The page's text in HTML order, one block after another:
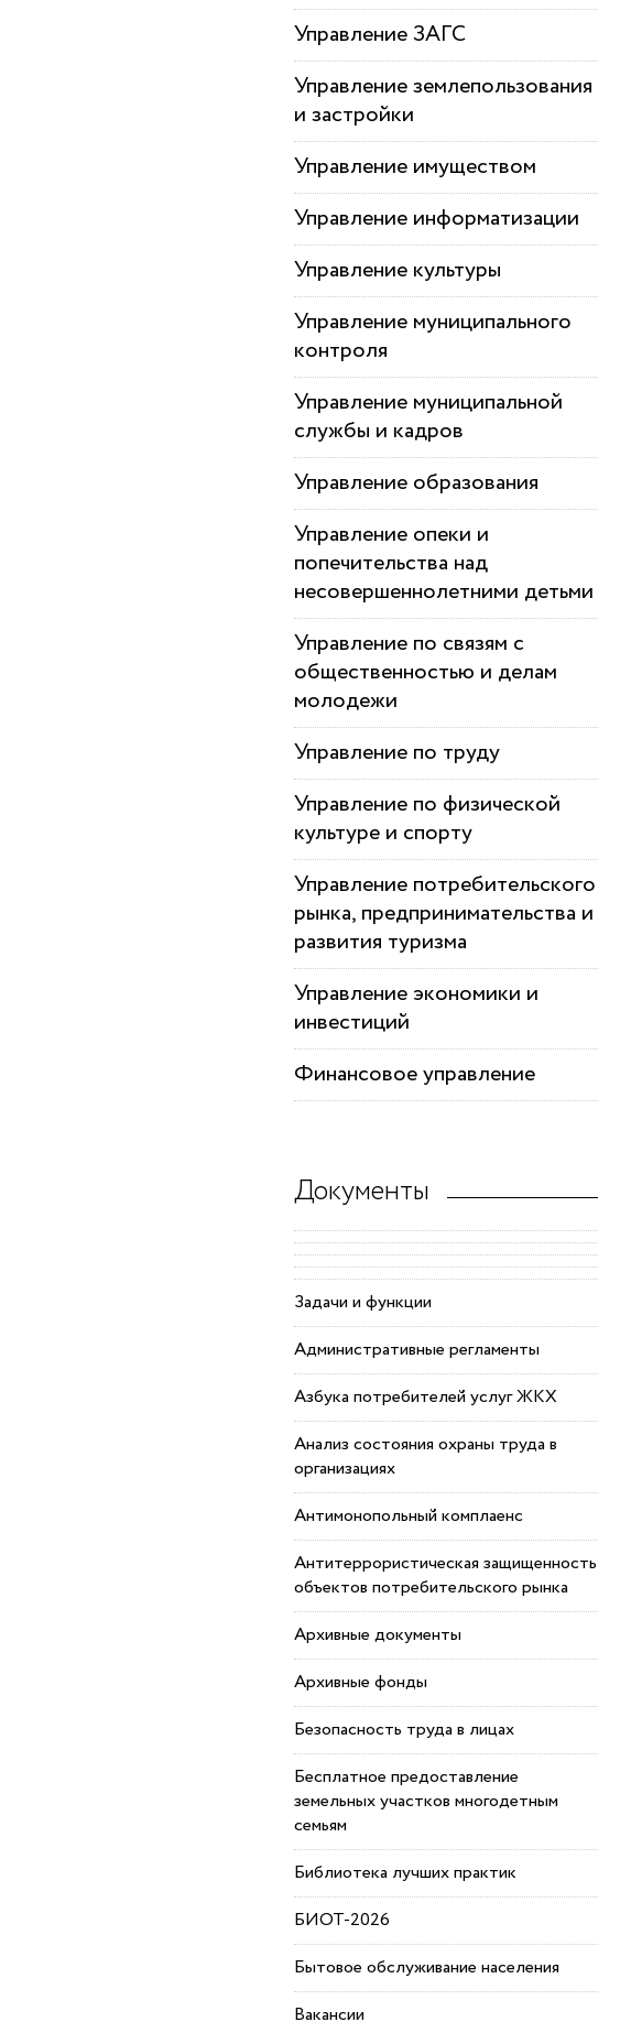
Управление ЗАГС
Управление землепользования
и застройки
Управление имуществом
Управление информатизации
Управление культуры
Управление муниципального
контроля
Управление муниципальной
службы и кадров
Управление образования
Управление опеки и
попечительства над
несовершеннолетними детьми
Управление по связям с
общественностью и делам
молодежи
Управление по труду
Управление по физической
культуре и спорту
Управление потребительского
рынка, предпринимательства и
развития туризма
Управление экономики и
инвестиций
Финансовое управление
Документы
Задачи и функции
Административные регламенты
Азбука потребителей услуг ЖКХ
Анализ состояния охраны труда в
организациях
Антимонопольный комплаенс
Антитеррористическая защищенность
объектов потребительского рынка
Архивные документы
Архивные фонды
Безопасность труда в лицах
Бесплатное предоставление
земельных участков многодетным
семьям
Библиотека лучших практик
БИОТ-2026
Бытовое обслуживание населения
Вакансии